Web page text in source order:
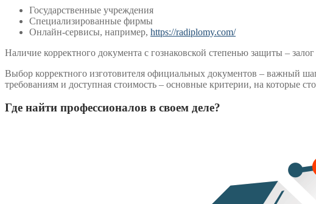
Государственные учреждения
Специализированные фирмы
Онлайн-сервисы, например, https://radiplomy.com/
Наличие корректного документа с гознаковской степенью защиты –
Выбор корректного изготовителя официальных документов – важный
требованиям и доступная стоимость – основные критерии, на которые
Где найти профессионалов в своем деле?